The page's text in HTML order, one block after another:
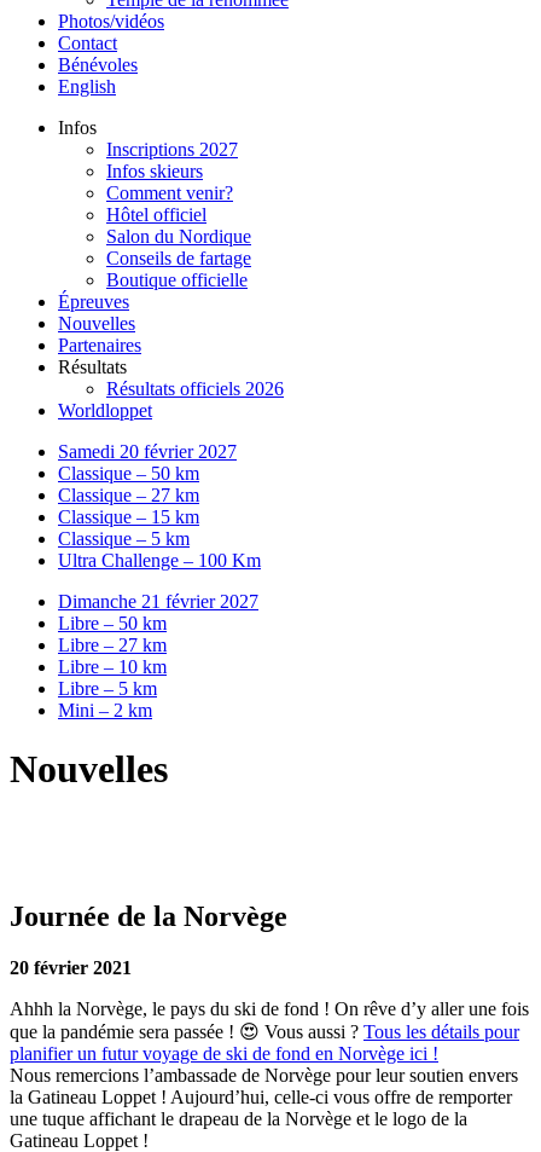
Photos/vidéos
Contact
Bénévoles
English
Infos
Inscriptions 2027
Infos skieurs
Comment venir?
Hôtel officiel
Salon du Nordique
Conseils de fartage
Boutique officielle
Épreuves
Nouvelles
Partenaires
Résultats
Résultats officiels 2026
Worldloppet
Samedi 20 février 2027
Classique – 50 km
Classique – 27 km
Classique – 15 km
Classique – 5 km
Ultra Challenge – 100 Km
Dimanche 21 février 2027
Libre – 50 km
Libre – 27 km
Libre – 10 km
Libre – 5 km
Mini – 2 km
Nouvelles
Journée de la Norvège
20 février 2021
Ahhh la Norvège, le pays du ski de fond ! On rêve d’y aller une fois
que la pandémie sera passée ! 😍 Vous aussi ? Tous les détails pour
planifier un futur voyage de ski de fond en Norvège ici !
Nous remercions l’ambassade de Norvège pour leur soutien envers
la Gatineau Loppet ! Aujourd’hui, celle-ci vous offre de remporter
une tuque affichant le drapeau de la Norvège et le logo de la
Gatineau Loppet !